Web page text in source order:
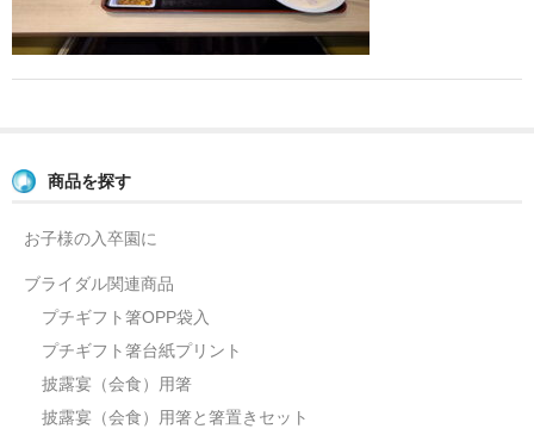
よくあるご質問
商品を探す
お子様の入卒園に
ブライダル関連商品
プチギフト箸OPP袋入
プチギフト箸台紙プリント
披露宴（会食）用箸
披露宴（会食）用箸と箸置きセット